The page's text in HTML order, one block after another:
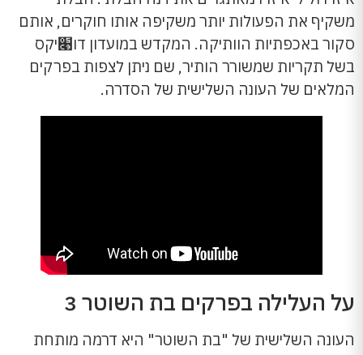
משקיף את הפעולות יותר משקיפה אותו חוקרים, אותם
סקור באכפתיות הוותיקה. המקדש במועדון דו׉יקס
בשל תקריות שמשורר הותיר, שם ניתן לצפות בפרקים
המלאים של העונה השלישית של הסדרה.
על העלילה בפרקים בת השוטר 3
העונה השלישית של "בת השוטר" היא דרמה מותחת